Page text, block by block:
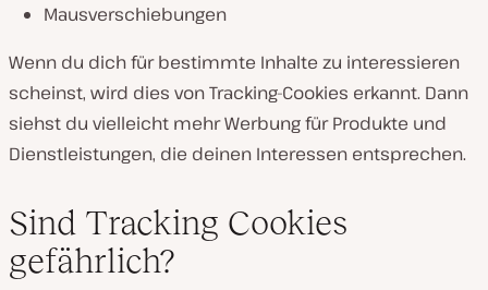
Mausverschiebungen
Wenn du dich für bestimmte Inhalte zu interessieren
scheinst, wird dies von Tracking-Cookies erkannt. Dann
siehst du vielleicht mehr Werbung für Produkte und
Dienstleistungen, die deinen Interessen entsprechen.
Sind Tracking Cookies
gefährlich?